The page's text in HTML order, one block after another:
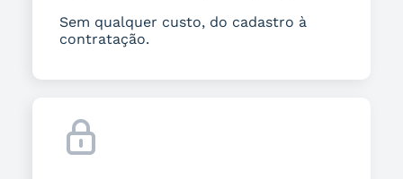
Sem qualquer custo, do cadastro à
contratação.